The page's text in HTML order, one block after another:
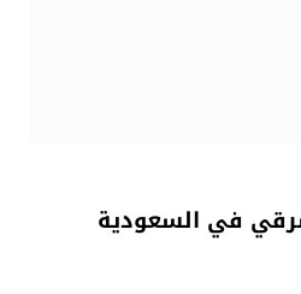
في السعودية